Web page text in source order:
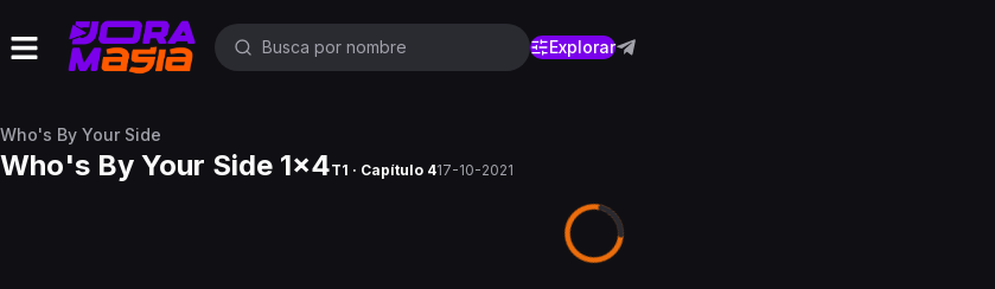
Explorar
Who's By Your Side
Who's By Your Side 1x4T1 · Capítulo 417-10-2021